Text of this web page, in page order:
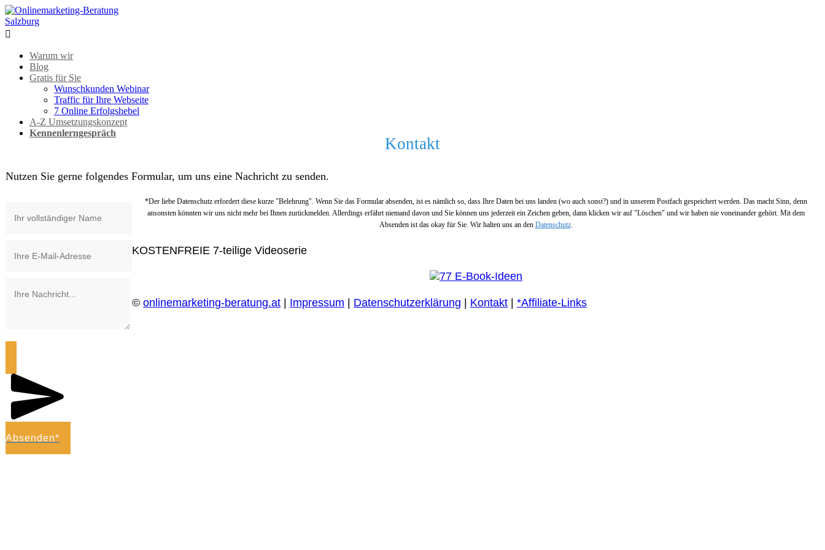

Warum wir
Blog
Gratis für Sie
Wunschkunden Webinar
Traffic für Ihre Webseite
7 Online Erfolgshebel
A-Z Umsetzungskonzept
Kennenlerngespräch
Kontakt
Nutzen Sie gerne folgendes Formular, um uns eine Nachricht zu senden.
Absenden*
*Der liebe Datenschutz erfordert diese kurze "Belehrung". Wenn Sie das Formular absenden, ist es nämlich so, dass Ihre Daten bei uns landen (wo auch sonst?) und in unserem Postfach gespeichert werden. Das macht Sinn, denn
ansonsten könnten wir uns nicht mehr bei Ihnen zurückmelden. Allerdings erfährt niemand davon und Sie können uns jederzeit ein Zeichen geben, dann klicken wir auf "Löschen" und wir haben nie voneinander gehört. Mit dem
Absenden ist das okay für Sie. Wir halten uns an den Datenschutz.
KOSTENFREIE 7-teilige Videoserie
© onlinemarketing-beratung.at | Impressum | Datenschutzerklärung | Kontakt | *Affiliate-Links